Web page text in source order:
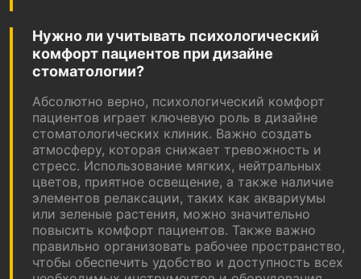
Нужно ли учитывать психологический
комфорт пациентов при дизайне
стоматологии?
Абсолютно верно, психологический комфорт
пациентов играет ключевую роль в дизайне
стоматологических клиник. Важно создать
атмосферу, которая снижает тревожность и
стресс. Использование мягких, нейтральных
цветов, приятное освещение, а также наличие
элементов релаксации, таких как аквариумы
или зеленые растения, можно значительно
повысить комфорт пациентов. Также важно
правильно организовать рабочее пространство,
чтобы обеспечить удобство и доступность всех